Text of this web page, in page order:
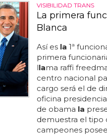
VISIBILIDAD TRANS
La primera
Blanca
Así es la 1ª
primera
llama raffi
centro nacional
cargo será el de
oficina
de obama la
demuestra el tipo
campeones